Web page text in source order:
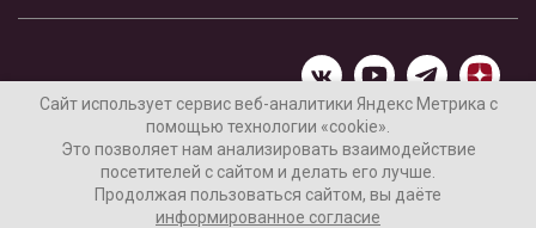
Материалы предоставлены редакцией Интернет-газеты
«Ваши новости»
Нашли ошибку? Выделите ее и нажмите Ctrl+Enter
Сайт использует сервис веб-аналитики Яндекс Метрика с
помощью технологии «cookie».
Это позволяет нам анализировать взаимодействие
посетителей с сайтом и делать его лучше.
Продолжая пользоваться сайтом, вы даёте
информированное согласие